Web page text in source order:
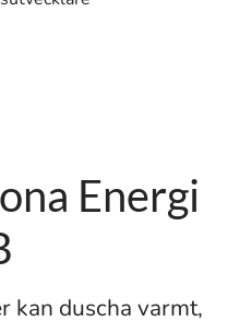
Energi
kan duscha varmt,